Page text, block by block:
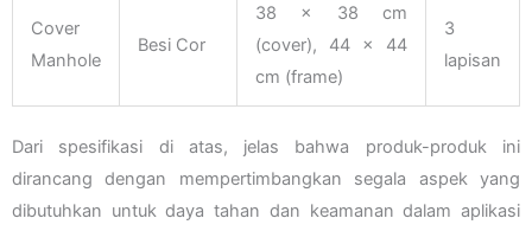
Cover
Manhole
Besi Cor
38 x 38 cm
(cover), 44 x 44
cm (frame)
3
lapisan
Dari spesifikasi di atas, jelas bahwa produk-produk ini
dirancang dengan mempertimbangkan segala aspek yang
dibutuhkan untuk daya tahan dan keamanan dalam aplikasi